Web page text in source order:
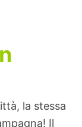
la stessa
Il